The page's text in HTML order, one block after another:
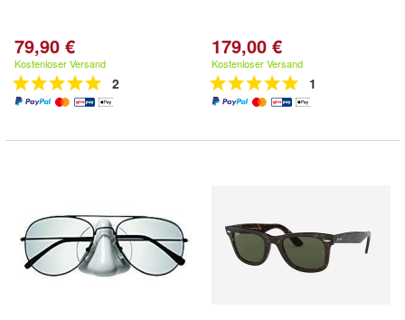
79,90 €
Kostenloser Versand
2
179,00 €
Kostenloser Versand
1